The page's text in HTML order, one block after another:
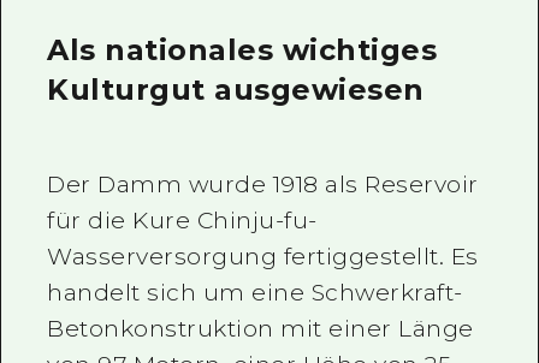
Als nationales wichtiges
Kulturgut ausgewiesen
Der Damm wurde 1918 als Reservoir
für die Kure Chinju-fu-
Wasserversorgung fertiggestellt. Es
handelt sich um eine Schwerkraft-
Betonkonstruktion mit einer Länge